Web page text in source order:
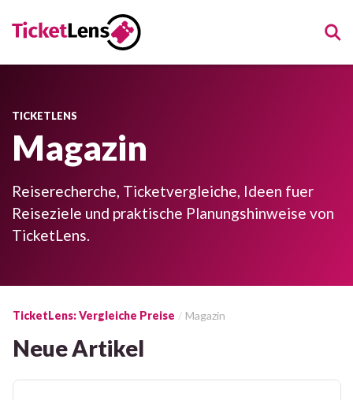
TICKETLENS
Magazin
Reiserecherche, Ticketvergleiche, Ideen fuer
Reiseziele und praktische Planungshinweise von
TicketLens.
TicketLens: Vergleiche Preise Magazin
Neue Artikel